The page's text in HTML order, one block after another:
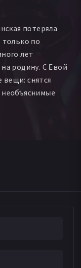
потеряла
по
лет
родину. С Евой
снятся
образ
с которым
к